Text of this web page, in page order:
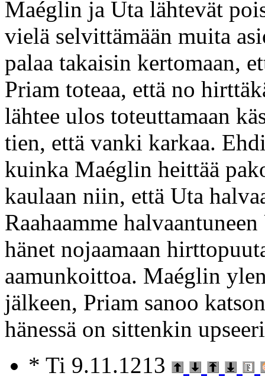
Maéglin ja Uta lähtevät
vielä selvittämään muita
palaa takaisin kertomaan,
Priam toteaa, että no
lähtee ulos toteuttamaan
tien, että vanki karkaa.
kuinka Maéglin heittää
kaulaan niin, että Uta
Raahaamme
hänet nojaamaan
aamunkoittoa. Maéglin
jälkeen, Priam sanoo
hänessä on sittenkin
* Ti 9.11.1213